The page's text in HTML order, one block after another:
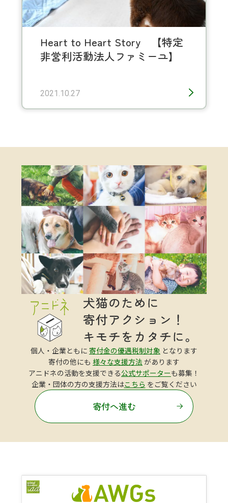
Heart to Heart Story 【特定
非営利活動法人ファミーユ】
2021.10.27
個人・企業ともに 寄付金の優遇税制対象 となります
寄付の他にも 様々な支援方法 があります
アニドネの活動を支援できる公式サポーターも募集！
企業・団体の方の支援方法はこちら をご覧ください
寄付へ進む